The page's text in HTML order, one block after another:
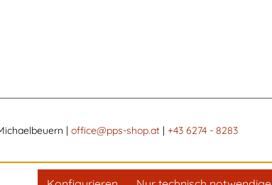
| office@pps-shop.at | +43 6274 - 8283